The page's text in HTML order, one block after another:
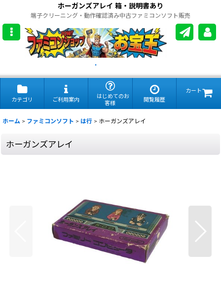
ホーガンズアレイ 箱・説明書あり
端子クリーニング・動作確認済み中古ファミコンソフト販売
.
カテゴリ ご利用案内
はじめてのお
客様
閲覧履歴
カート
ホーム > ファミコンソフト > は行 > ホーガンズアレイ
ホーガンズアレイ